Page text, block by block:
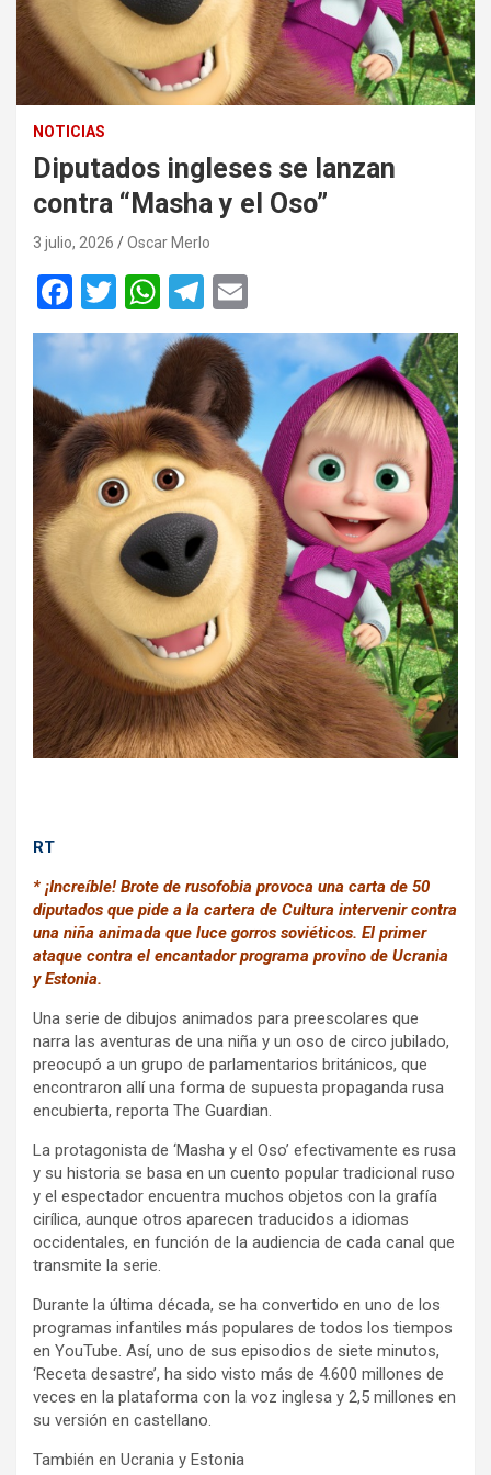
NOTICIAS
Diputados ingleses se lanzan
contra “Masha y el Oso”
3 julio, 2026 Oscar Merlo
F
a
ce
b
o
o
k
T
wi
tt
er
W
h
at
s
A
p
p
T
el
e
gr
a
m
m
ail
RT
* ¡Increíble! Brote de rusofobia provoca una carta de 50
diputados que pide a la cartera de Cultura intervenir contra
una niña animada que luce gorros soviéticos. El primer
ataque contra el encantador programa provino de Ucrania
y Estonia.
Una serie de dibujos animados para preescolares que
narra las aventuras de una niña y un oso de circo jubilado,
preocupó a un grupo de parlamentarios británicos, que
encontraron allí una forma de supuesta propaganda rusa
encubierta, reporta The Guardian.
La protagonista de ‘Masha y el Oso’ efectivamente es rusa
y su historia se basa en un cuento popular tradicional ruso
y el espectador encuentra muchos objetos con la grafía
cirílica, aunque otros aparecen traducidos a idiomas
occidentales, en función de la audiencia de cada canal que
transmite la serie.
Durante la última década, se ha convertido en uno de los
programas infantiles más populares de todos los tiempos
en YouTube. Así, uno de sus episodios de siete minutos,
‘Receta desastre’, ha sido visto más de 4.600 millones de
veces en la plataforma con la voz inglesa y 2,5 millones en
su versión en castellano.
También en Ucrania y Estonia